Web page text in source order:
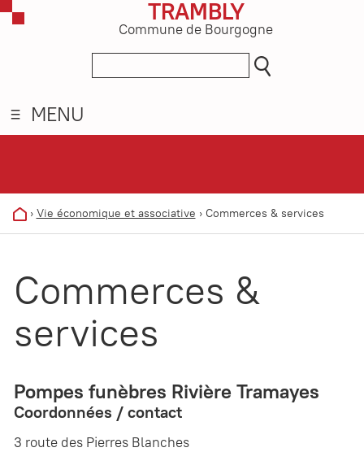
TRAMBLY
Commune de Bourgogne
MENU
› Vie économique et associative › Commerces & services
Commerces &
services
Pompes funèbres Rivière Tramayes
Coordonnées / contact
3 route des Pierres Blanches